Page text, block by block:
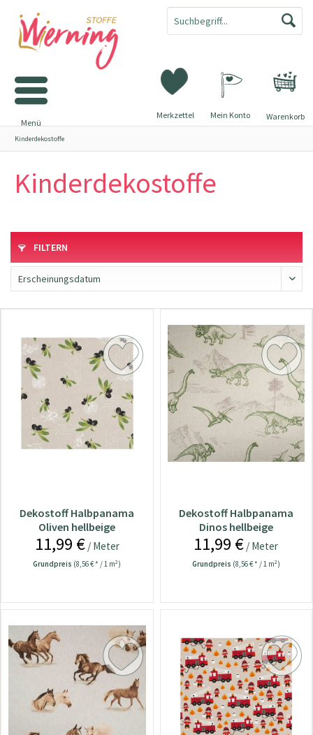
Warenkorb
Merkzettel Mein Konto
Menü
Kinderdekostoffe
Kinderdekostoffe
FILTERN
Dekostoff Halbpanama
Oliven hellbeige
11,99 €/ Meter
Grundpreis (8,56 € * / 1 m²)
Dekostoff Halbpanama
Dinos hellbeige
11,99 € / Meter
Grundpreis (8,56 € * / 1 m²)